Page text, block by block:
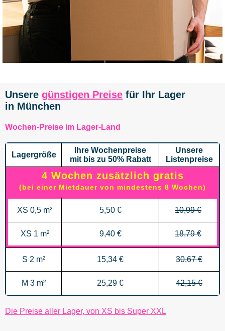
Unsere günstigen Preise für Ihr Lager
in München
Wochen-Preise im Lager-Land
Lagergröße
Ihre Wochenpreise
mit bis zu 50% Rabatt
Unsere
Listenpreise
4 Wochen zusätzlich gratis
(bei einer Mietdauer von mindestens 8 Wochen)
XS 0,5 m² 5,50 € 10,99 €
XS 1 m² 9,40 € 18,79 €
S 2 m² 15,34 € 30,67 €
M 3 m² 25,29 € 42,15 €
Die Preise aller Lager, von XS bis Super XXL